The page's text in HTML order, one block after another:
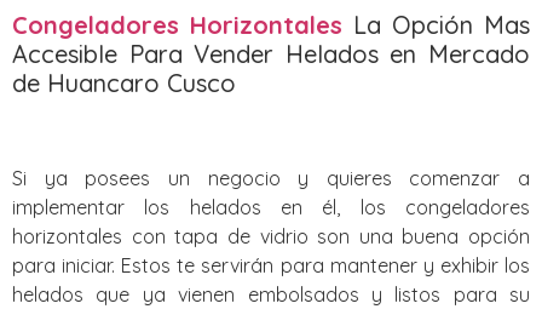
Congeladores Horizontales La Opción Mas
Accesible Para Vender Helados en Mercado
de Huancaro Cusco
Si ya posees un negocio y quieres comenzar a
implementar los helados en él, los congeladores
horizontales con tapa de vidrio son una buena opción
para iniciar. Estos te servirán para mantener y exhibir los
helados que ya vienen embolsados y listos para su